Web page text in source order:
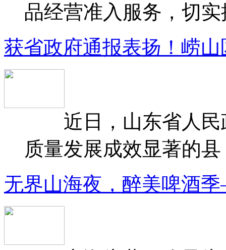
品经营准入服务，切
获省政府通报表扬！崂
近日，山东省人民
质量发展成效显著的
无界山海夜，醉美啤酒